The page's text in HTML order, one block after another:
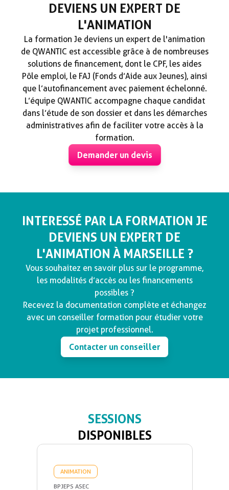
DEVIENS UN EXPERT DE
L'ANIMATION
La formation Je deviens un expert de l'animation
de QWANTIC est accessible grâce à de nombreuses
solutions de financement, dont le CPF, les aides
Pôle emploi, le FAJ (Fonds d’Aide aux Jeunes), ainsi
que l’autofinancement avec paiement échelonné.
L’équipe QWANTIC accompagne chaque candidat
dans l’étude de son dossier et dans les démarches
administratives afin de faciliter votre accès à la
formation.
Demander un devis
INTERESSÉ PAR LA FORMATION JE
DEVIENS UN EXPERT DE
L'ANIMATION À MARSEILLE ?
Vous souhaitez en savoir plus sur le programme,
les modalités d’accès ou les financements
possibles ?
Recevez la documentation complète et échangez
avec un conseiller formation pour étudier votre
projet professionnel.
Contacter un conseiller
SESSIONS
DISPONIBLES
ANIMATION
BPJEPS ASEC